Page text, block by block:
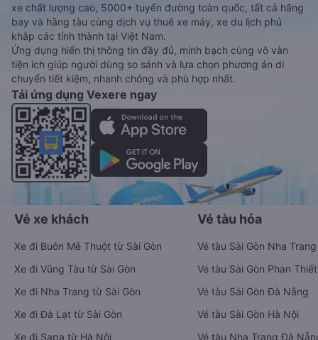
xe chất lượng cao, 5000+ tuyến đường toàn quốc, tất cả hãng
bay và hãng tàu cùng dịch vụ thuê xe máy, xe du lịch phủ
khắp các tỉnh thành tại Việt Nam.
Ứng dụng hiển thị thông tin đầy đủ, minh bạch cùng vô vàn
tiện ích giúp người dùng so sánh và lựa chọn phương án di
chuyển tiết kiệm, nhanh chóng và phù hợp nhất.
Tải ứng dụng Vexere ngay
Vé xe khách
Xe đi Buôn Mê Thuột từ Sài Gòn
Xe đi Vũng Tàu từ Sài Gòn
Xe đi Nha Trang từ Sài Gòn
Xe đi Đà Lạt từ Sài Gòn
Xe đi Sapa từ Hà Nội
Vé tàu hỏa
Vé tàu Sài Gòn Nha Trang
Vé tàu Sài Gòn Phan Thiết
Vé tàu Sài Gòn Đà Nẵng
Vé tàu Sài Gòn Hà Nội
Vé tàu Nha Trang Đà